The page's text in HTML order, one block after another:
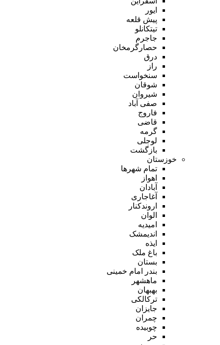
ایور
پیش قلعه
تیتکانلو
جاجرم
حصارگرمخان
درق
راز
سنخواست
شوقان
شیروان
صفی آباد
فاروج
قاضی
گرمه
لوجلی
بازگشت
خوزستان
تمام شهر‌ها
اهواز
آبادان
آغاجاری
اروندکنار
الوان
امیدیه
اندیمشک
ایذه
باغ ملک
بستان
بندر امام خمینی
ماهشهر
بهبهان
ترکالکی
جایزان
چمران
چوبیده
حر